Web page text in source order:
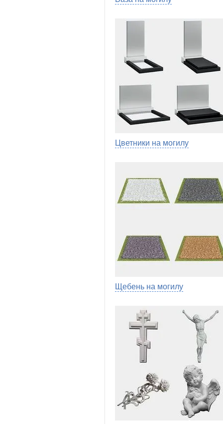
Цветники на могилу
Щебень на могилу